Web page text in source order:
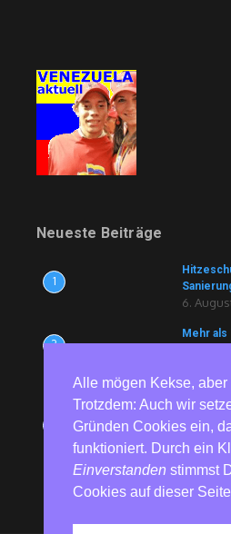
Neueste Beiträge
1
6.
2
Mehr als
6.
81 Jahre
Opfer
6.
Alle mögen Kekse,
Trotzdem: Auch wir
Gründen Cookies ein,
funktioniert. Durch ein
Einverstanden stimmst
Cookies auf dieser